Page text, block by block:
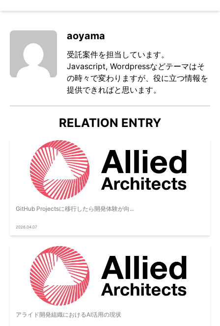
aoyama
受託案件を担当しています。
Javascript, Wordpressなどテーマはそ
の時々で変わりますが、役に立つ情報を
提供できればと思います。
RELATION ENTRY
GitHub Projectsに移行したら開発体験が向...
2026.04.07
アライド開発組織におけるAI活用の現状